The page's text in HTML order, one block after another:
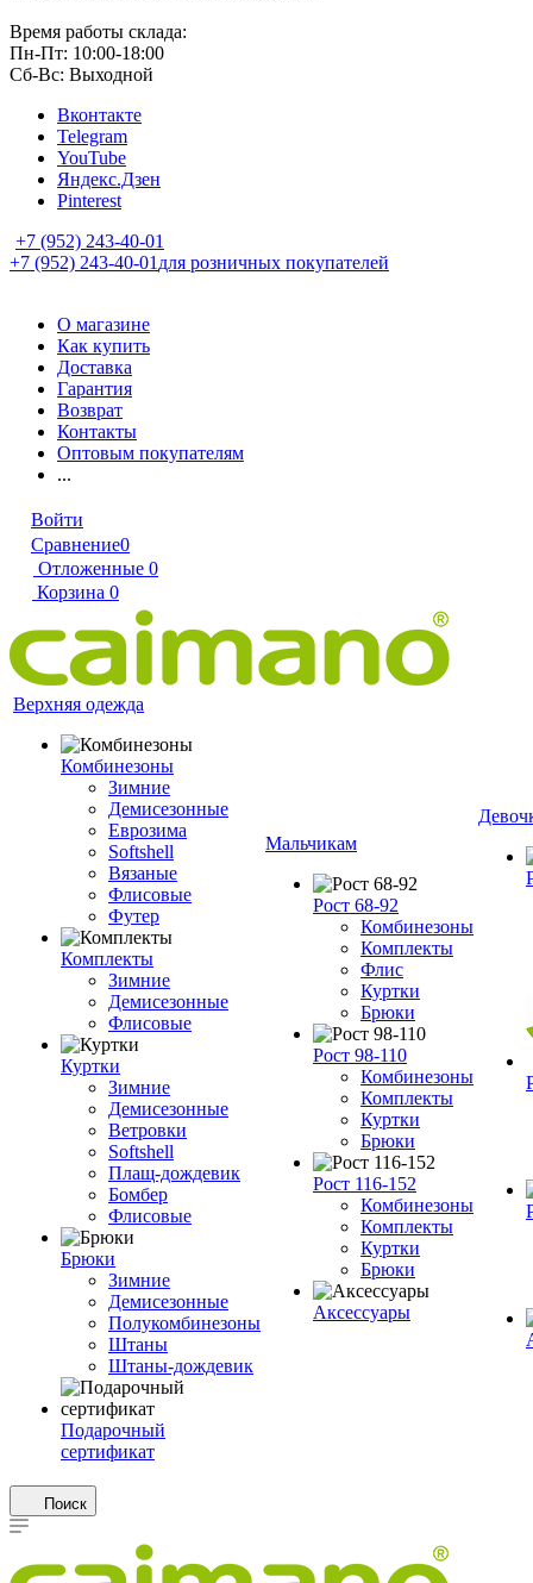
Время работы склада:
Пн-Пт: 10:00-18:00
Сб-Вс: Выходной
Вконтакте
Telegram
YouTube
Яндекс.Дзен
Pinterest
+7 (952) 243-40-01
+7 (952) 243-40-01 для розничных покупателей
О магазине
Как купить
Доставка
Гарантия
Возврат
Контакты
Оптовым покупателям
...
Войти
Сравнение0
Отложенные 0
Корзина 0
Верхняя одежда
Комбинезоны
Зимние
Демисезонные
Еврозима
Softshell
Вязаные
Флисовые
Футер
Комплекты
Зимние
Демисезонные
Флисовые
Куртки
Зимние
Демисезонные
Ветровки
Softshell
Плащ-дождевик
Бомбер
Флисовые
Брюки
Зимние
Демисезонные
Полукомбинезоны
Штаны
Штаны-дождевик
Подарочный
сертификат
Мальчикам
Рост 68-92
Комбинезоны
Комплекты
Флис
Куртки
Брюки
Рост 98-110
Комбинезоны
Комплекты
Куртки
Брюки
Рост 116-152
Комбинезоны
Комплекты
Куртки
Брюки
Аксессуары
Поиск